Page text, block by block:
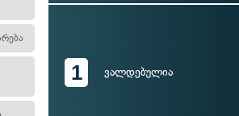
1 ვალდებულია